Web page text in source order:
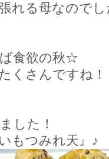
れる母なので
食欲の秋☆
くさんですね！
した！
もつみれ天』♪